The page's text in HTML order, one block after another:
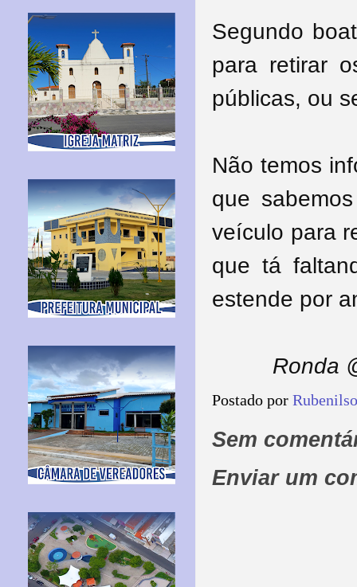
Segundo
para retirar
públicas, ou
Não temos
que
veículo para
que tá
estende por
Ronda
Postado por
Sem
Enviar um